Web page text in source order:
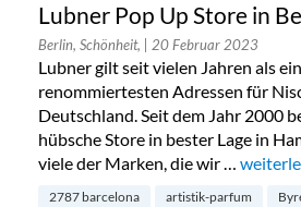
Lubner Pop Up Store in
Berlin, Schönheit, | 20 Februar 2023
Lubner gilt seit vielen Jahren als
renommiertesten Adressen für
Deutschland. Seit dem Jahr 2000
hübsche Store in bester Lage in
viele der Marken, die wir …
2787 barcelona artistik-parfum